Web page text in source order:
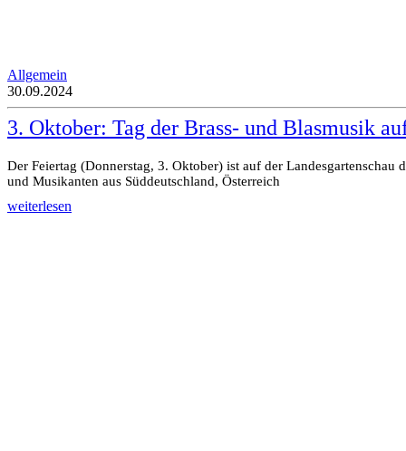
Allgemein
30.09.2024
3. Oktober: Tag der Brass- und Blasmusik
Der Feiertag (Donnerstag, 3. Oktober) ist auf der
und Musikanten aus Süddeutschland, Österreich
weiterlesen